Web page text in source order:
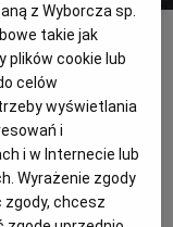
Nowak-Bratek)
ryb
z niej
-
z Wyborcza sp.
takie jak
plików cookie lub
celów
wyświetlania
i
i w Internecie lub
Wyrażenie zgody
chcesz